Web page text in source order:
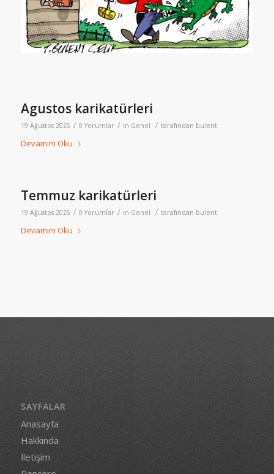
Agustos karikatürleri
19 Ağustos 2025 / 0 Yorumlar / in Genel / tarafından bulent
Devamını Oku
Temmuz karikatürleri
19 Ağustos 2025 / 0 Yorumlar / in Genel / tarafından bulent
Devamını Oku
SAYFALAR
Anasayfa
Hakkında
İletişim